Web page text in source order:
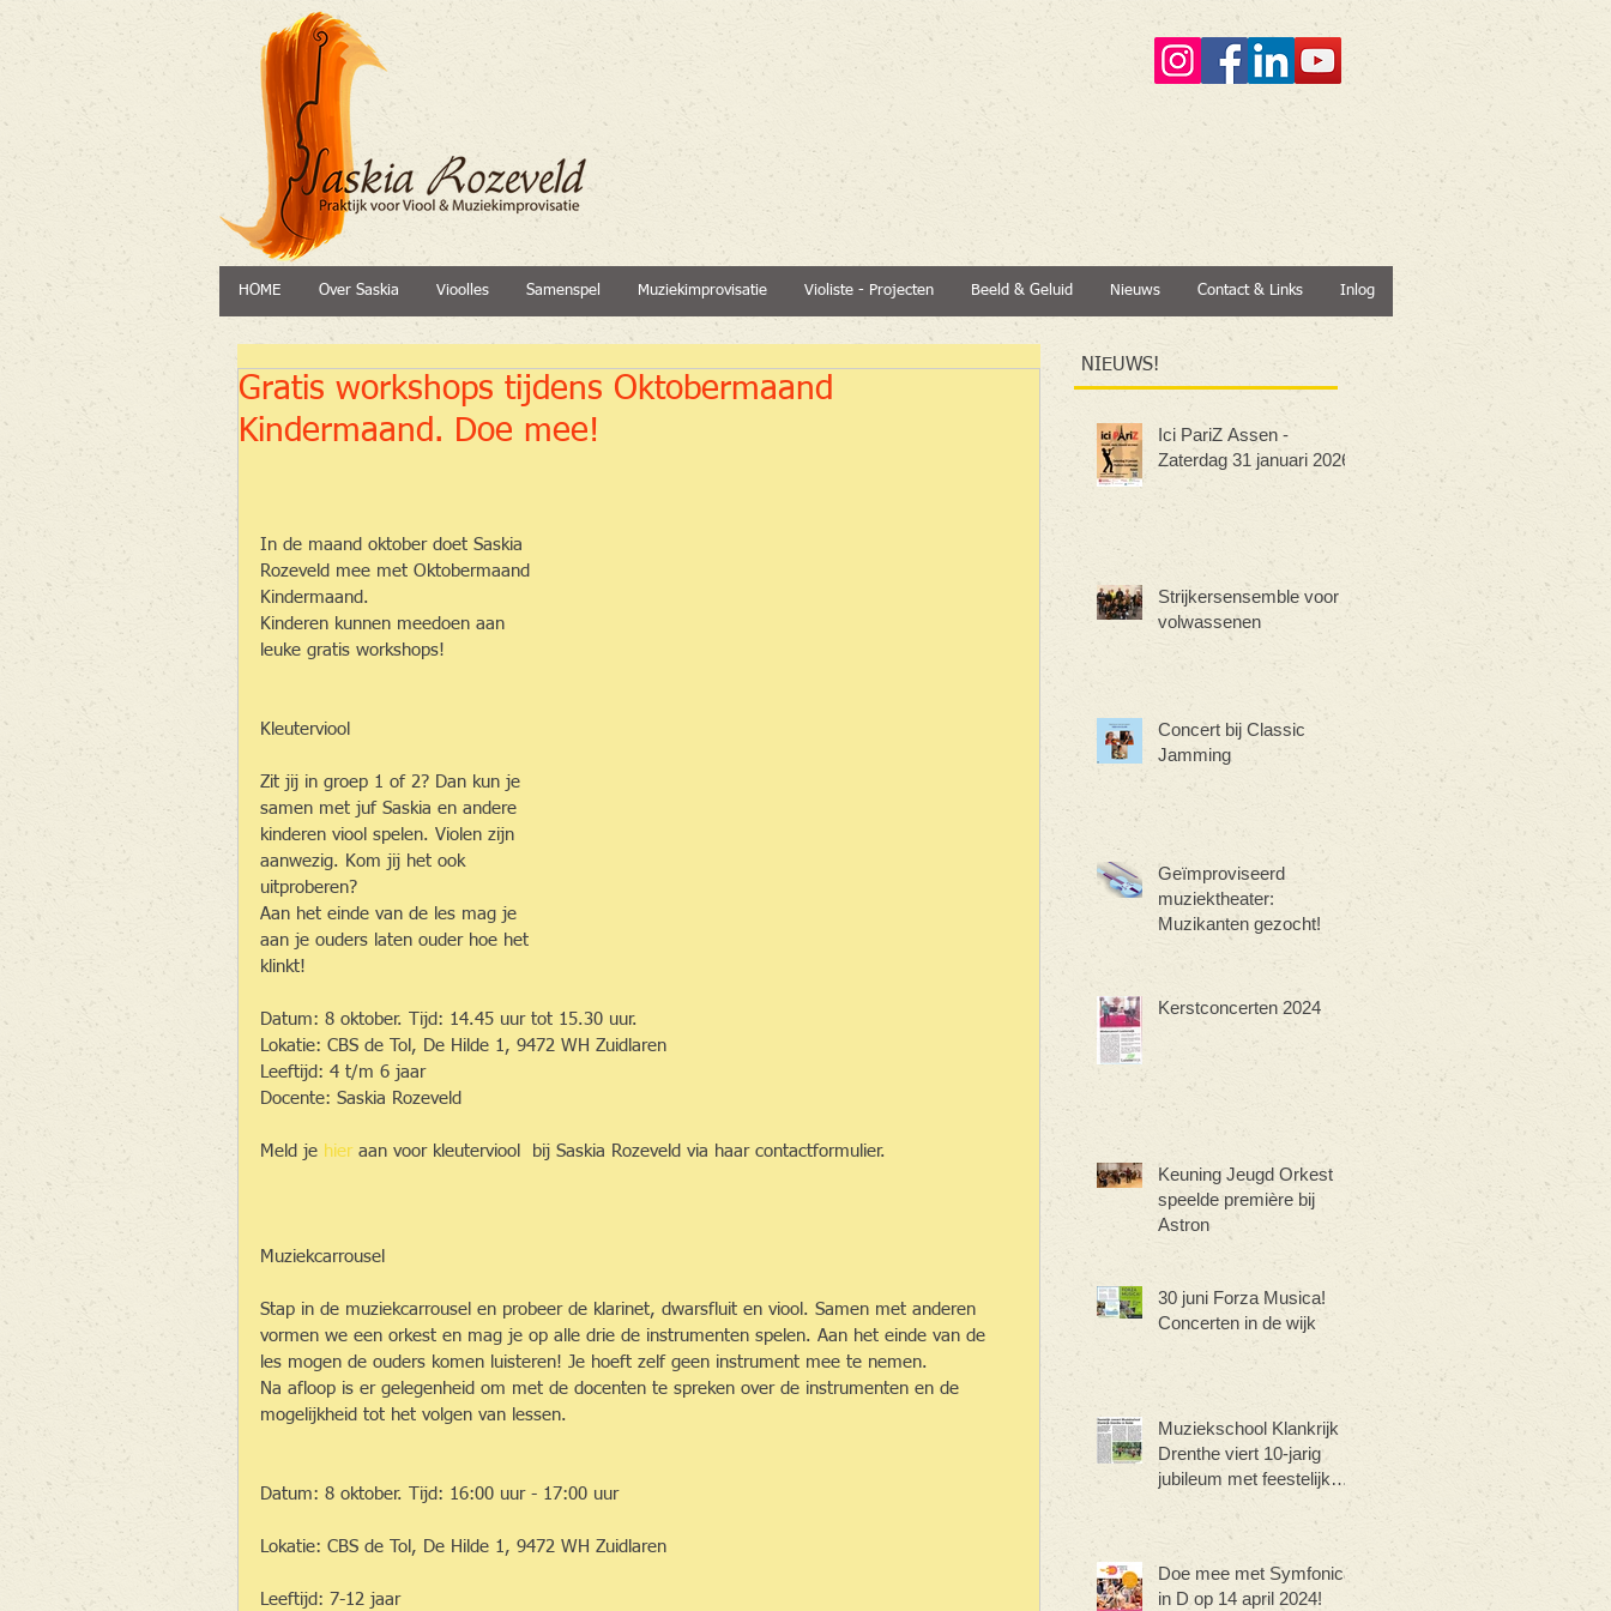
HOME Over Saskia Vioolles Samenspel Muziekimprovisatie Violiste - Projecten Beeld & Geluid Nieuws Contact & Links Inlog
Gratis workshops tijdens Oktobermaand
Kindermaand. Doe mee!
In de maand oktober doet Saskia
Rozeveld mee met Oktobermaand
Kindermaand.
Kinderen kunnen meedoen aan
leuke gratis workshops!
​​Kleuterviool
Zit jij in groep 1 of 2? Dan kun je
samen met juf Saskia en andere
kinderen viool spelen. Violen zijn
aanwezig. Kom jij het ook
uitproberen?
Aan het einde van de les mag je
aan je ouders laten ouder hoe het
klinkt!
Datum: 8 oktober. Tijd: 14.45 uur tot 15.30 uur.
Lokatie: CBS de Tol, De Hilde 1, 9472 WH Zuidlaren
Leeftijd: 4 t/m 6 jaar
Docente: Saskia Rozeveld
Meld je hier aan voor kleuterviool  bij Saskia Rozeveld via haar contactformulier.
Muziekcarrousel
Stap in de muziekcarrousel en probeer de klarinet, dwarsfluit en viool. Samen met anderen
vormen we een orkest en mag je op alle drie de instrumenten spelen. Aan het einde van de
les mogen de ouders komen luisteren! Je hoeft zelf geen instrument mee te nemen.
Na afloop is er gelegenheid om met de docenten te spreken over de instrumenten en de
mogelijkheid tot het volgen van lessen.
Datum: 8 oktober. Tijd: 16:00 uur - 17:00 uur
Lokatie: CBS de Tol, De Hilde 1, 9472 WH Zuidlaren
Leeftijd: 7-12 jaar
NIEUWS!
Ici PariZ Assen -
Zaterdag 31 januari 2026
Strijkersensemble voor
volwassenen
Concert bij Classic
Jamming
Geïmproviseerd
muziektheater:
Muzikanten gezocht!
Kerstconcerten 2024
Keuning Jeugd Orkest
speelde première bij
Astron
30 juni Forza Musica!
Concerten in de wijk
Muziekschool Klankrijk
Drenthe viert 10-jarig
jubileum met feestelijk
Doe mee met Symfonica
in D op 14 april 2024!